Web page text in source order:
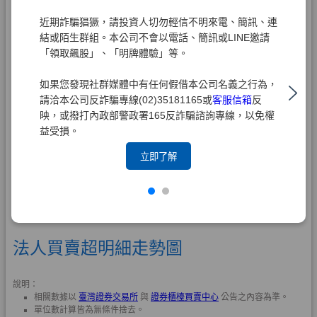
近期詐騙猖獗，請投資人切勿輕信不明來電、簡訊、連
結或陌生群組。本公司不會以電話、簡訊或LINE邀請
「領取飆股」、「明牌體驗」等。
如果您發現社群媒體中有任何假借本公司名義之行為，
請洽本公司反詐騙專線(02)35181165或客服信箱反
映，或撥打內政部警政署165反詐騙諮詢專線，以免權
益受損。
立即了解